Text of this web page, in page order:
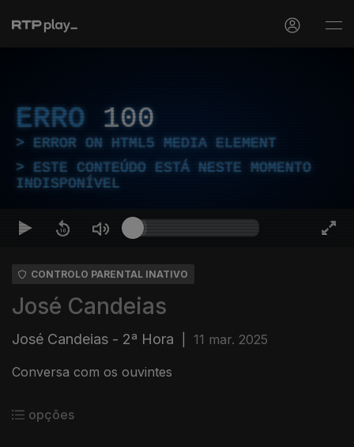
ERRO 100
ERROR ON HTML5 MEDIA ELEMENT
ESTE CONTEÚDO ESTÁ NESTE MOMENTO
INDISPONÍVEL
CONTROLO PARENTAL INATIVO
José Candeias
José Candeias - 2ª Hora 11 mar. 2025
Conversa com os ouvintes
opções